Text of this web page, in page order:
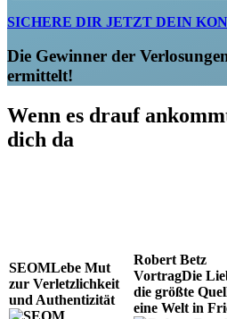
SICHERE DIR JETZT DEIN
Die Gewinner der
ermittelt!
Wenn es drauf
dich da
SEOMLebe Mut
zur Verletzlichkeit
und Authentizität
Robert Betz
VortragDie
die größte
eine Welt in